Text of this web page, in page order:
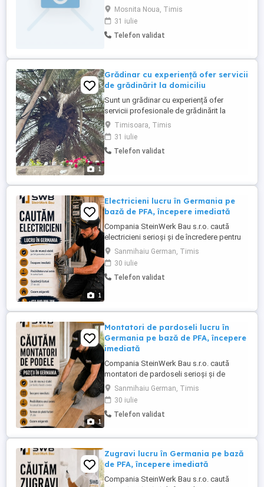
sa activez ca si bona, am răbdarea
necesara pt un copil, iubesc copiii, am
experienta de a lucra cu copii, pot
prezenta recomandare la cerere. Preferabil
Mosnita Noua, Timis
31 iulie
Telefon validat
1
Grădinar cu experiență ofer servicii
de grădinărit la domiciliu
Sunt un grădinar cu experiență ofer
servicii profesionale de grădinărit la
domiciliu. Responsabilitățile includ
întreținerea și îngrijirea spațiilor verzi,
tăierea și modelarea arborilor și arbuștilor,
plantarea și îngrijirea florilor și a altor
Timisoara, Timis
31 iulie
Telefon validat
1
Electricieni lucru în Germania pe
bază de PFA, începere imediată
Compania SteinWerk Bau s.r.o. caută
electricieni serioși și de încredere pentru
colaborare în Germania. Activitatea se
desfășoară pe bază de PFA activitate
independentă. Oferim lucru stabil pe tot
parcursul anului, posibilitatea începerii
Sanmihaiu German, Timis
30 iulie
Telefon validat
1
Montatori de pardoseli lucru în
Germania pe bază de PFA, începere
imediată
Compania SteinWerk Bau s.r.o. caută
montatori de pardoseli serioși și de
încredere pentru colaborare în Germania.
Activitatea se desfășoară pe bază de PFA
activitate independentă. Oferim lucru
stabil pe tot parcursul anului, posibilitatea
Remunerația se stabilește ...
Sanmihaiu German, Timis
30 iulie
Telefon validat
Zugravi lucru în Germania pe bază
de PFA, începere imediată
Compania SteinWerk Bau s.r.o. caută